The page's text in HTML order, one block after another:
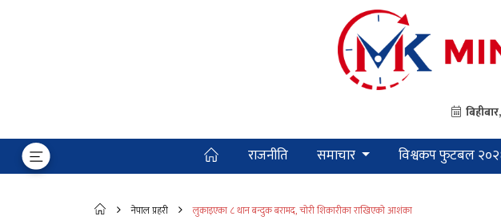
राजनीति समाचार विश्वकप फुटबल
नेपाल प्रहरी लुकाइएका ८ थान बन्दुक बरामद, चोरी शिकारीका राखिएको आशंका